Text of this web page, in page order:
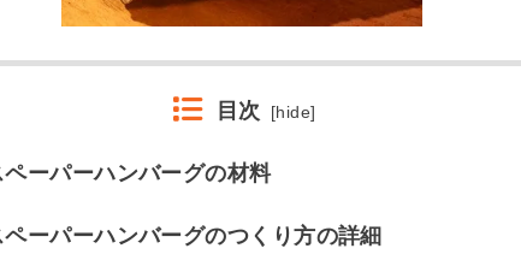
目次 [hide]
ペーパーハンバーグの材料
ペーパーハンバーグのつくり方の詳細